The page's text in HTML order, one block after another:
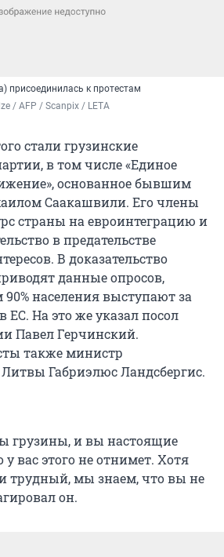
присоединилась к протестам
/ AFP / Scanpix / LETA
стали грузинские
в том числе «Единое
основанное бывшим
Саакашвили. Его члены
страны на евроинтеграцию и
в предательстве
В доказательство
данные опросов,
населения выступают за
ЕС. На это же указал посол
Павел Герчинский.
также министр
Габриэлюс Ландсбергис.
грузины, и вы настоящие
вас этого не отнимет. Хотя
трудный, мы знаем, что вы не
он.